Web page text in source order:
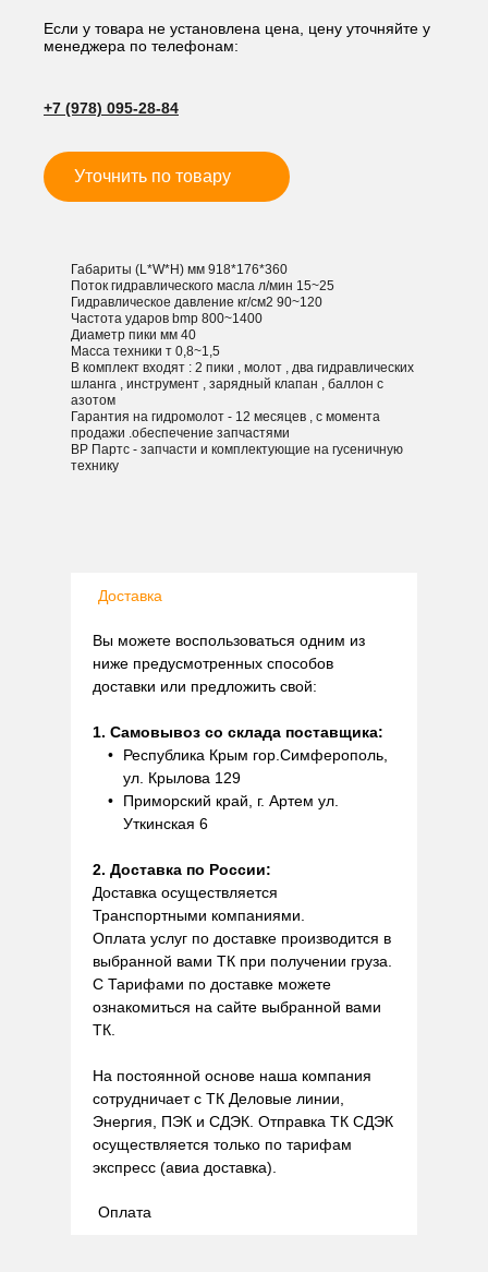
25*100*110,
мм
Если у товара не установлена цена, цену уточняйте у
менеджера по телефонам:
+7 (978) 095-28-84
Уточнить по товару
Габариты (L*W*H) мм 918*176*360
Поток гидравлического масла л/мин 15~25
Гидравлическое давление кг/см2 90~120
Частота ударов bmp 800~1400
Диаметр пики мм 40
Масса техники т 0,8~1,5
В комплект входят : 2 пики , молот , два гидравлических
шланга , инструмент , зарядный клапан , баллон с
азотом
Гарантия на гидромолот - 12 месяцев , с момента
продажи .обеспечение запчастями
ВР Партс - запчасти и комплектующие на гусеничную
технику
Доставка
Вы можете воспользоваться одним из
ниже предусмотренных способов
доставки или предложить свой:
1. Самовывоз со склада поставщика:
Республика Крым гор.Симферополь,
ул. Крылова 129
Приморский край, г. Артем ул.
Уткинская 6
2. Доставка по России:
Доставка осуществляется
Транспортными компаниями.
Оплата услуг по доставке производится в
выбранной вами ТК при получении груза.
С Тарифами по доставке можете
ознакомиться на сайте выбранной вами
ТК.
На постоянной основе наша компания
сотрудничает с ТК Деловые линии,
Энергия, ПЭК и СДЭК. Отправка ТК СДЭК
осуществляется только по тарифам
экспресс (авиа доставка).
Оплата